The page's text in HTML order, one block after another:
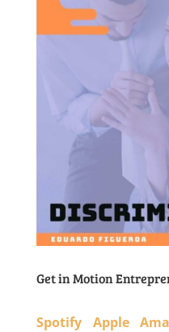
Get in Motion
Spotify Apple